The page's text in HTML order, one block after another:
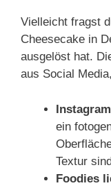
Vielleicht fragst
Cheesecake in
ausgelöst hat.
aus Social
ein
Textur
Foodies